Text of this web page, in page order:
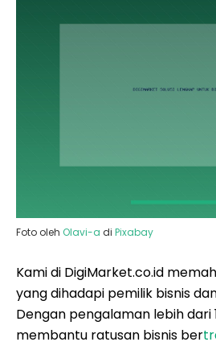
Foto oleh Olavi-a di Pixabay
Kami di DigiMarket.co.id
yang dihadapi pemilik bisnis
Dengan pengalaman lebih dari
membantu ratusan bisnis ber